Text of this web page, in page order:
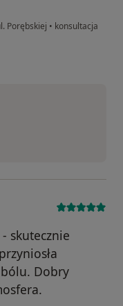
Porębskiej • konsultacja
skutecznie
Dobry